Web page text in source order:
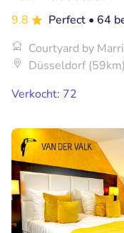
9.8 Perfect • 64
Courtyard by
Düsseldorf (59km)
Verkocht: 72